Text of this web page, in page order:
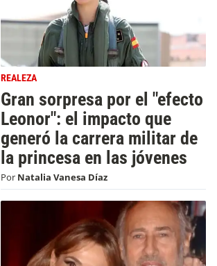
REALEZA
Gran sorpresa por el "efecto
Leonor": el impacto que
generó la carrera militar de
la princesa en las jóvenes
Por Natalia Vanesa Díaz